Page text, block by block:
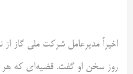
روز سخن او گفت. قضیه‌ای که هر